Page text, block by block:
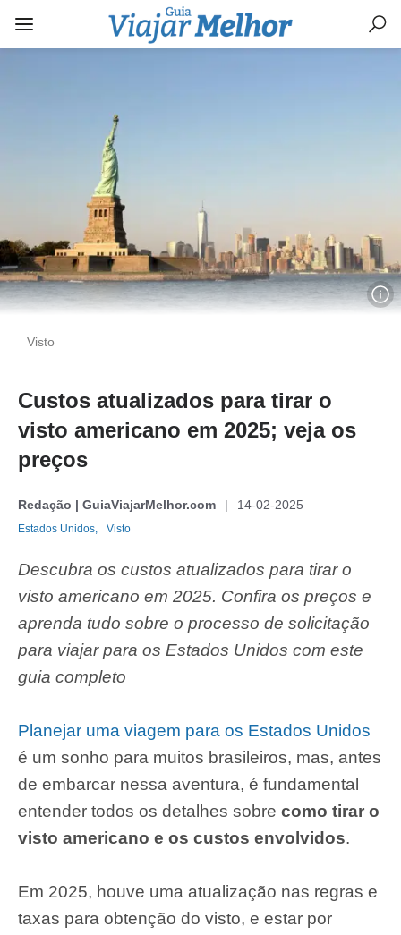
Visto
Custos atualizados para tirar o
visto americano em 2025; veja os
preços
Redação | GuiaViajarMelhor.com 14-02-2025
Estados Unidos, Visto
Descubra os custos atualizados para tirar o
visto americano em 2025. Confira os preços e
aprenda tudo sobre o processo de solicitação
para viajar para os Estados Unidos com este
guia completo
Planejar uma viagem para os Estados Unidos
é um sonho para muitos brasileiros, mas, antes
de embarcar nessa aventura, é fundamental
entender todos os detalhes sobre como tirar o
visto americano e os custos envolvidos.
Em 2025, houve uma atualização nas regras e
taxas para obtenção do visto, e estar por